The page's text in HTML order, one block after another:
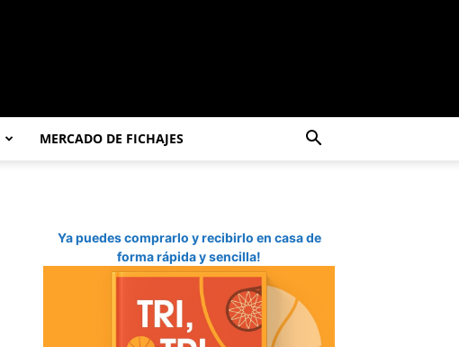
MERCADO DE FICHAJES
Ya puedes comprarlo y recibirlo en casa de
forma rápida y sencilla!